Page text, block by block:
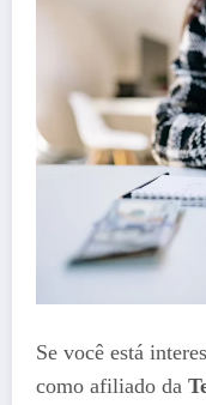
Se você está
como afiliado da